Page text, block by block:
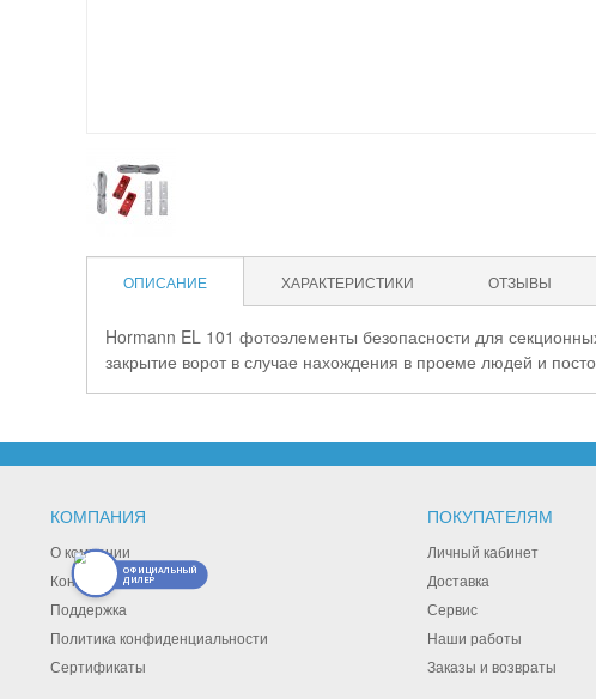
ОПИСАНИЕ ХАРАКТЕРИСТИКИ ОТЗЫВЫ
Hormann EL 101 фотоэлементы безопасности для
закрытие ворот в случае нахождения в проеме людей и
КОМПАНИЯ
О компании
Контакты
Поддержка
Политика конфиденциальности
Сертификаты
ПОКУПАТЕЛЯМ
Личный кабинет
Доставка
Сервис
Наши работы
Заказы и возвраты
ОФИЦИАЛЬНЫЙ
ДИЛЕР